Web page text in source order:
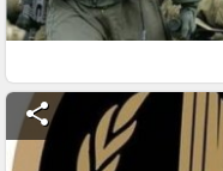
share